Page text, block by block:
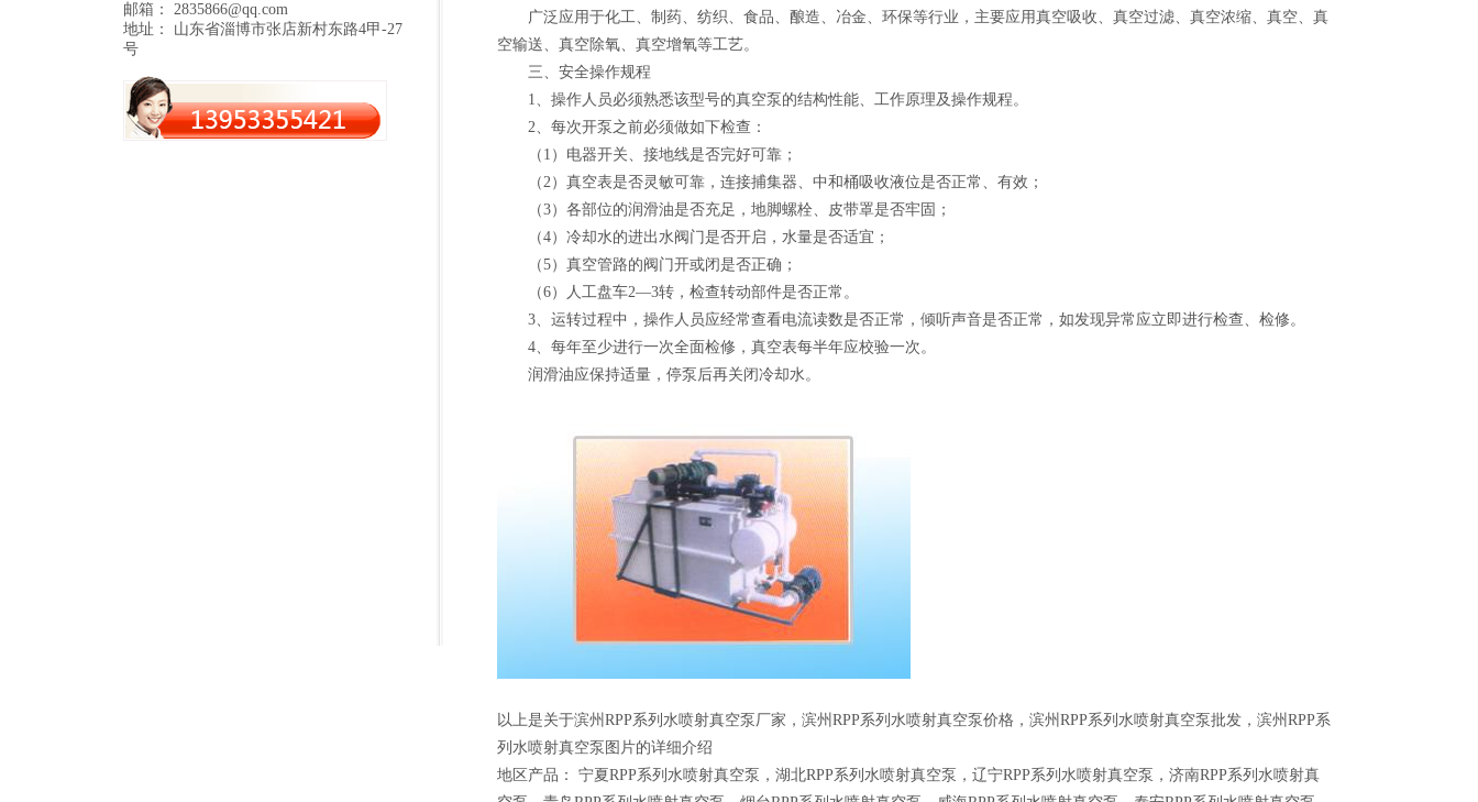
广泛应用于化工、制药、纺织、食品、酿造、冶金、环保等行业，主要应用真空吸收、真空过滤、真空浓缩、真空、真
空输送、真空除氧、真空增氧等工艺。
三、安全操作规程
1、操作人员必须熟悉该型号的真空泵的结构性能、工作原理及操作规程。
2、每次开泵之前必须做如下检查：
（1）电器开关、接地线是否完好可靠；
（2）真空表是否灵敏可靠，连接捕集器、中和桶吸收液位是否正常、有效；
（3）各部位的润滑油是否充足，地脚螺栓、皮带罩是否牢固；
（4）冷却水的进出水阀门是否开启，水量是否适宜；
（5）真空管路的阀门开或闭是否正确；
（6）人工盘车2—3转，检查转动部件是否正常。
3、运转过程中，操作人员应经常查看电流读数是否正常，倾听声音是否正常，如发现异常应立即进行检查、检修。
4、每年至少进行一次全面检修，真空表每半年应校验一次。
润滑油应保持适量，停泵后再关闭冷却水。
以上是关于滨州RPP系列水喷射真空泵厂家，滨州RPP系列水喷射真空泵价格，滨州RPP系列水喷射真空泵批发，滨州RPP系
列水喷射真空泵图片的详细介绍
地区产品： 宁夏RPP系列水喷射真空泵 ， 湖北RPP系列水喷射真空泵 ， 辽宁RPP系列水喷射真空泵 ， 济南RPP系列水喷射真
邮箱： 2835866@qq.com
地址： 山东省淄博市张店新村东路4甲-27
号